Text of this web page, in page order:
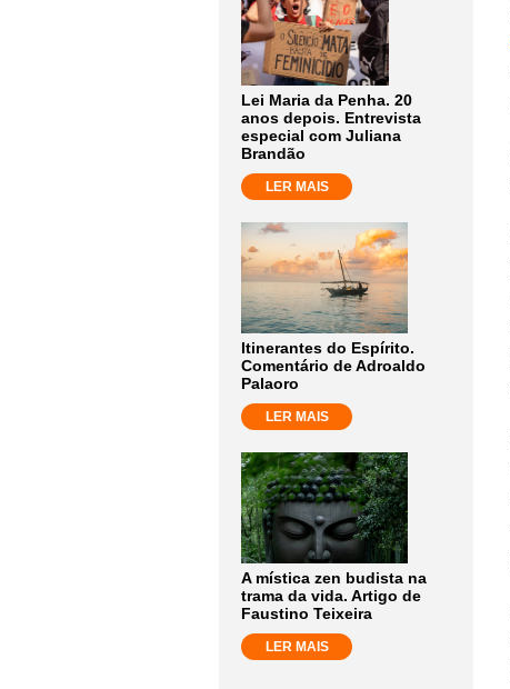
Lei Maria da Penha. 20
anos depois. Entrevista
especial com Juliana
Brandão
LER MAIS
Itinerantes do Espírito.
Comentário de Adroaldo
Palaoro
LER MAIS
A mística zen budista na
trama da vida. Artigo de
Faustino Teixeira
LER MAIS